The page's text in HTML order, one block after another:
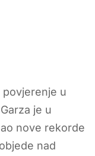
povjerenje u
je u
nove rekorde
nad